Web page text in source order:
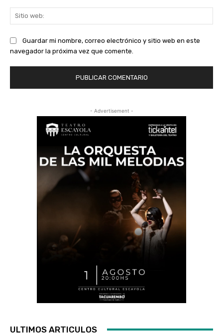
Guardar mi nombre, correo electrónico y sitio web en este
navegador la próxima vez que comente.
- Advertisement -
ULTIMOS ARTICULOS